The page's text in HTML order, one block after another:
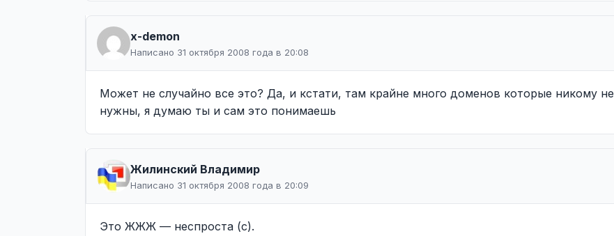
x-demon
Написано 31 октября 2008 года в 20:08
Может не случайно все это? Да, и кстати, там крайне много доменов которые никому не
нужны, я думаю ты и сам это понимаешь
Жилинcкий Владимир
Написано 31 октября 2008 года в 20:09
Это ЖЖЖ — неспроста (с).